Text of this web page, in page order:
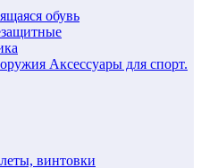
обувь
Аксессуары для спорт.